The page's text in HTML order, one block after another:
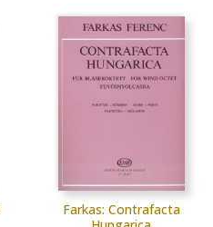
Farkas: Contrafacta